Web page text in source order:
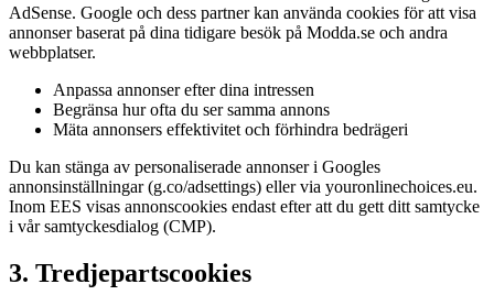
AdSense. Google och dess partner kan använda cookies för att visa
annonser baserat på dina tidigare besök på Modda.se och andra
webbplatser.
Anpassa annonser efter dina intressen
Begränsa hur ofta du ser samma annons
Mäta annonsers effektivitet och förhindra bedrägeri
Du kan stänga av personaliserade annonser i Googles
annonsinställningar (g.co/adsettings) eller via youronlinechoices.eu.
Inom EES visas annonscookies endast efter att du gett ditt samtycke
i vår samtyckesdialog (CMP).
3. Tredjepartscookies